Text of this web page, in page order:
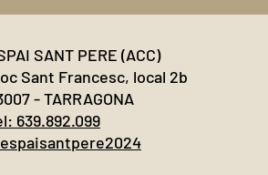
SANT PERE (ACC)
Sant Francesc, local 2b
- TARRAGONA
639.892.099